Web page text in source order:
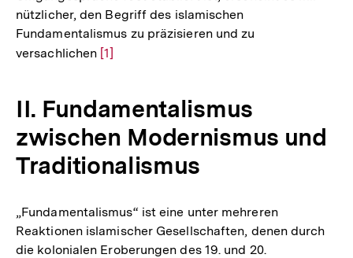
nützlicher, den Begriff des islamischen
Fundamentalismus zu präzisieren und zu
versachlichen Zur
Fußnote
[1]
II. Fundamentalismus
zwischen Modernismus und
Traditionalismus
„Fundamentalismus“ ist eine unter mehreren
Reaktionen islamischer Gesellschaften, denen durch
die kolonialen Eroberungen des 19. und 20.